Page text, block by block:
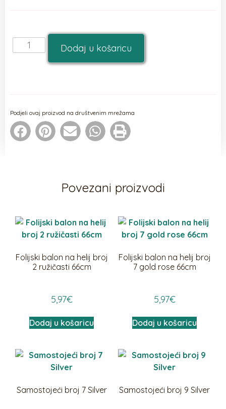
Dodaj u košaricu
Podjeli ovaj proizvod na društvenim mrežama
Povezani proizvodi
Folijski balon na helij broj
2 ružičasti 66cm
5,97€
Dodaj u košaricu
Folijski balon na helij broj
7 gold rose 66cm
5,97€
Dodaj u košaricu
Samostojeći broj 7 Silver Samostojeći broj 9 Silver